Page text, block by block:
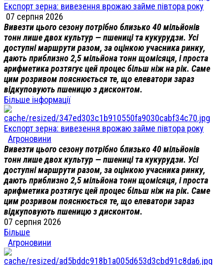
Експорт зерна: вивезення врожаю займе півтора року
07 серпня 2026
Вивезти цього сезону потрібно близько 40 мільйонів
тонн лише двох культур — пшениці та кукурудзи. Усі
доступні маршрути разом, за оцінкою учасника ринку,
дають приблизно 2,5 мільйона тонн щомісяця, і проста
арифметика розтягує цей процес більш ніж на рік. Саме
цим розривом пояснюється те, що елеватори зараз
відкуповують пшеницю з дисконтом.
Більше інформації
Експорт зерна: вивезення врожаю займе півтора року
Агроновини
Вивезти цього сезону потрібно близько 40 мільйонів
тонн лише двох культур — пшениці та кукурудзи. Усі
доступні маршрути разом, за оцінкою учасника ринку,
дають приблизно 2,5 мільйона тонн щомісяця, і проста
арифметика розтягує цей процес більш ніж на рік. Саме
цим розривом пояснюється те, що елеватори зараз
відкуповують пшеницю з дисконтом.
07 серпня 2026
Більше
Агроновини